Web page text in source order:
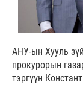
АНУ-ын Хууль
прокурорын
тэргүүн